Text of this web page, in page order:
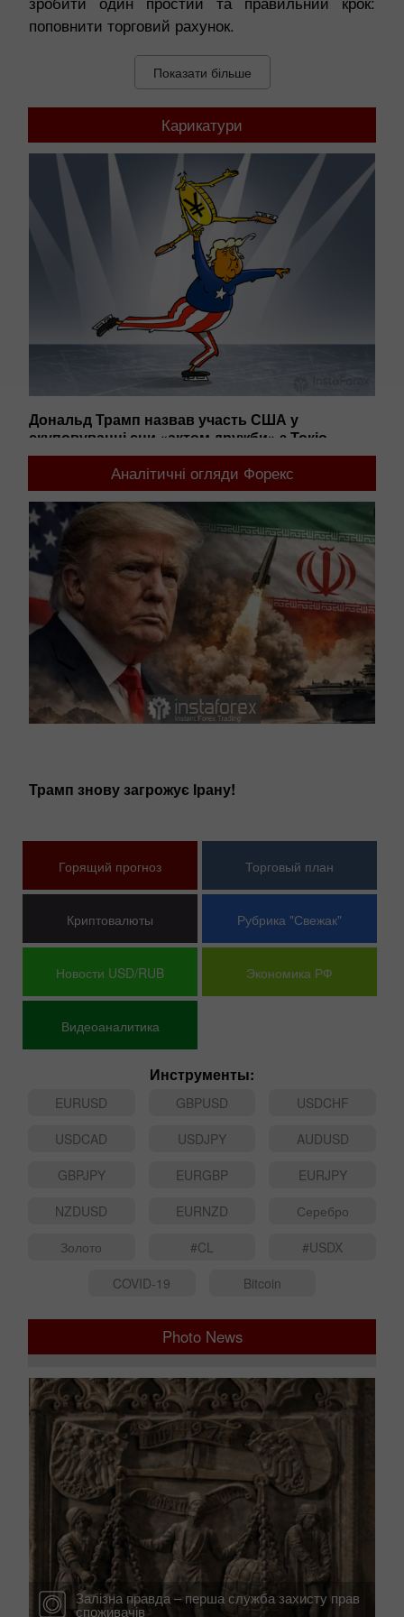
поповнити торговий рахунок.
Показати більше
Карикатури
Дональд Трамп назвав участь США у
скуповуванні єни «актом дружби» з Токіо
08:19 2026-08-05 UTC+00Аналітичні огляди Форекс
Трамп знову загрожує Ірану!
Горящий прогноз Торговый план
Криптовалюты Рубрика "Свежак"
Новости USD/RUB Экономика РФ
Видеоаналитика
Инструменты:
EURUSD GBPUSD
USDCHF
USDCAD
USDJPY
AUDUSD
GBPJPY
EURGBP
EURJPY
NZDUSD
EURNZD
Серебро
Золото
#CL
#USDX
COVID-19
Bitcoin
Photo News
Залізна правда – перша служба захисту прав
споживачів